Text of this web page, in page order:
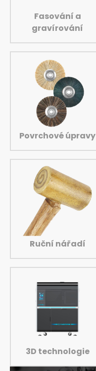
Fasování a
gravírování
Povrchové úpravy
Ruční nářadí
3D technologie